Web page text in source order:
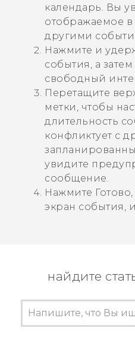
календарь. Вы
отображаемое в
другими
Нажмите и
события, а
свободный
Перетащите
метки, чтобы
длительность
конфликтует с
увидите
сообщение.
Нажмите Готово
экран события,
найдите